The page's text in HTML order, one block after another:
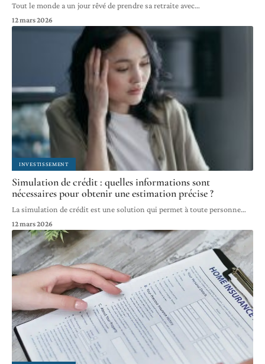
Tout le monde a un jour rêvé de prendre sa retraite avec…
12 mars 2026
INVESTISSEMENT
Simulation de crédit : quelles informations sont
nécessaires pour obtenir une estimation précise ?
La simulation de crédit est une solution qui permet à toute personne…
12 mars 2026